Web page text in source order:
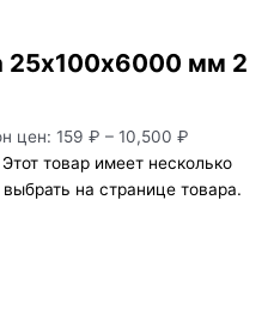
25х100х6000 мм 2
цен: 159 ₽ – 10,500 ₽
Этот товар имеет несколько
на странице товара.